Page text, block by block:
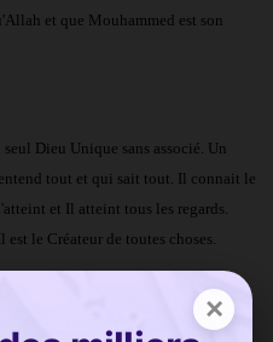
×
et que Mouhammed est son
Dieu Unique sans associé. Un
tout et qui sait tout. Il connait le
et Il atteint tous les regards.
le Créateur de toutes choses.